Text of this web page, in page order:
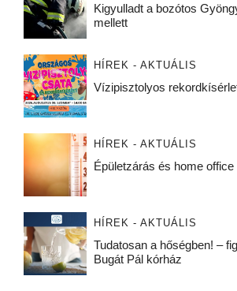
Kigyulladt a bozótos
mellett
HÍREK - AKTUÁLIS
Vízipisztolyos
HÍREK - AKTUÁLIS
Épületzárás és home office
HÍREK - AKTUÁLIS
Tudatosan a hőségben! –
Bugát Pál kórház